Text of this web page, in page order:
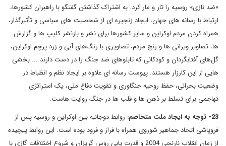
«ضد نازی» روسیه را تار و مار کرد. به اشتراک گذاشتن گفتگو با راهبران کشورها،
ارتباط با رسانه های جهان، ایجاد زنجیره ای از شخصیت های سیاسی و تأثیرگذار،
همراه کردن مردم اوکراین و سایر کشورها برای نشر و بازنشر کلیپ ها و گزارش
ها، تصاویر ویرانی ها و رنج مردم، تصاویری با رنگ‌های آبی و زرد پرچم اوکراین،
گل‌های آفتابگردان و کودکانی که تابلوهای ضد جنگ را در دست دارند ... بخشی
هایی از این کارزار هستند. پیوست رسانه ای علاوه بر ایجاد نظم و انظباط در
وضعیت بحرانی، حفظ روحیه جنگاوری و تقویت دفاع ملی، یک استراتژی
تهاجمی برای تسلط بر ذهن ها و قلب ها در جنگ روایت هاست.
23- توجه به ایجاد ملت متخاصم:
روابط دوجانبه بین اوکراین و روسیه پس از
فروپاشی اتحاد جماهیر شوروی همراه با فراز و فرود بوده است. این روابط پیچیده
از زمان انقلاب نارنجی 2004 و قدرت یابی روس گریزان و شروع اختلافات گازی با